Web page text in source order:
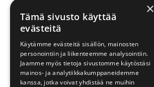
×
Tämä sivusto käyttää
evästeitä
Käytämme evästeitä sisällön, mainosten
personointiin ja liikenteemme analysointiin.
Jaamme myös tietoja sivustomme käytöstäsi
mainos- ja analytiikkakumppaneidemme
kanssa, jotka voivat yhdistää ne muihin